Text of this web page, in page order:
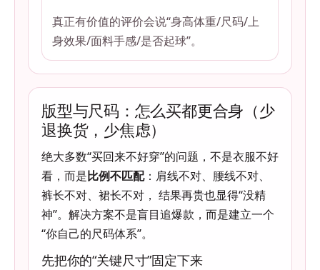
真正有价值的评价会说“身高体重/尺码/上
身效果/面料手感/是否起球”。
版型与尺码：怎么买都更合身（少
退换货，少焦虑）
绝大多数“买回来不好穿”的问题，不是衣服不好
看，而是比例不匹配：肩线不对、腰线不对、
裤长不对、裙长不对， 结果再贵也显得“没精
神”。解决方案不是盲目追爆款，而是建立一个
“你自己的尺码体系”。
先把你的“关键尺寸”固定下来